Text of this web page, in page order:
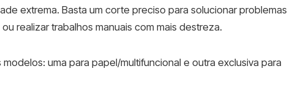
extrema. Basta um corte preciso para solucionar problemas
realizar trabalhos manuais com mais destreza.
uma para papel/multifuncional e outra exclusiva para